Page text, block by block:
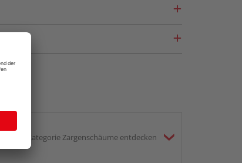
gesamte Kategorie Zargenschäume entdecken